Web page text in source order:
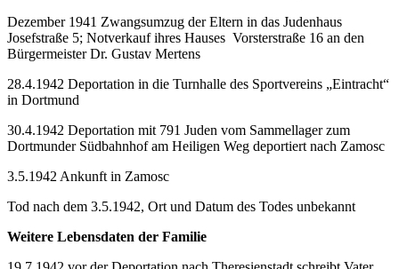
Dezember 1941 Zwangsumzug der Eltern in das Judenhaus
Josefstraße 5; Notverkauf ihres Hauses Vorsterstraße 16 an den
Bürgermeister Dr. Gustav Mertens
28.4.1942 Deportation in die Turnhalle des Sportvereins „Eintracht“
in Dortmund
30.4.1942 Deportation mit 791 Juden vom Sammellager zum
Dortmunder Südbahnhof am Heiligen Weg deportiert nach Zamosc
3.5.1942 Ankunft in Zamosc
Tod nach dem 3.5.1942, Ort und Datum des Todes unbekannt
Weitere Lebensdaten der Familie